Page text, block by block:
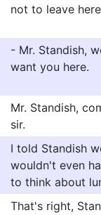
not to leave
- Mr. Standish,
want you here.
Mr. Standish,
sir.
I told Standish
wouldn't even
to think about
That's right,